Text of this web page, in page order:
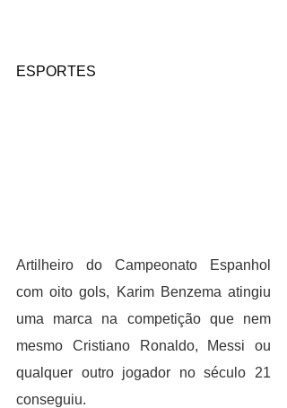
ESPORTES
Artilheiro do Campeonato Espanhol
com oito gols, Karim Benzema atingiu
uma marca na competição que nem
mesmo Cristiano Ronaldo, Messi ou
qualquer outro jogador no século 21
conseguiu.